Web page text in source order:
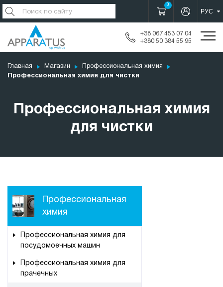
0
+38 067 453 07 04
+380 50 384 55 95
Главная Магазин
Профессиональная химия
Профессиональная химия для чистки
Профессиональная химия
для чистки
Профессиональная
химия
Профессиональная химия для
посудомоечных машин
Профессиональная химия для
прачечных